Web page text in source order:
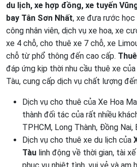
du lịch, xe hợp đồng, xe tuyến
bay Tân Sơn Nhất, xe đưa rước học
công nhân viên, dịch vụ xe hoa, xe
xe 4 chỗ, cho thuê xe 7 chỗ, xe
chỗ từ phổ thông đến cao cấp.
đáp ứng kịp thời nhu cầu thuê xe
Tàu, cung cấp dịch vụ chất lượng
Dịch vụ cho thuê của Xe Hoa
thành đối tác của rất nhiều
TPHCM, Long Thành, Đồng Nai,
Dịch vụ cho thuê xe du lịch của
Tàu linh động về thời gian, tài